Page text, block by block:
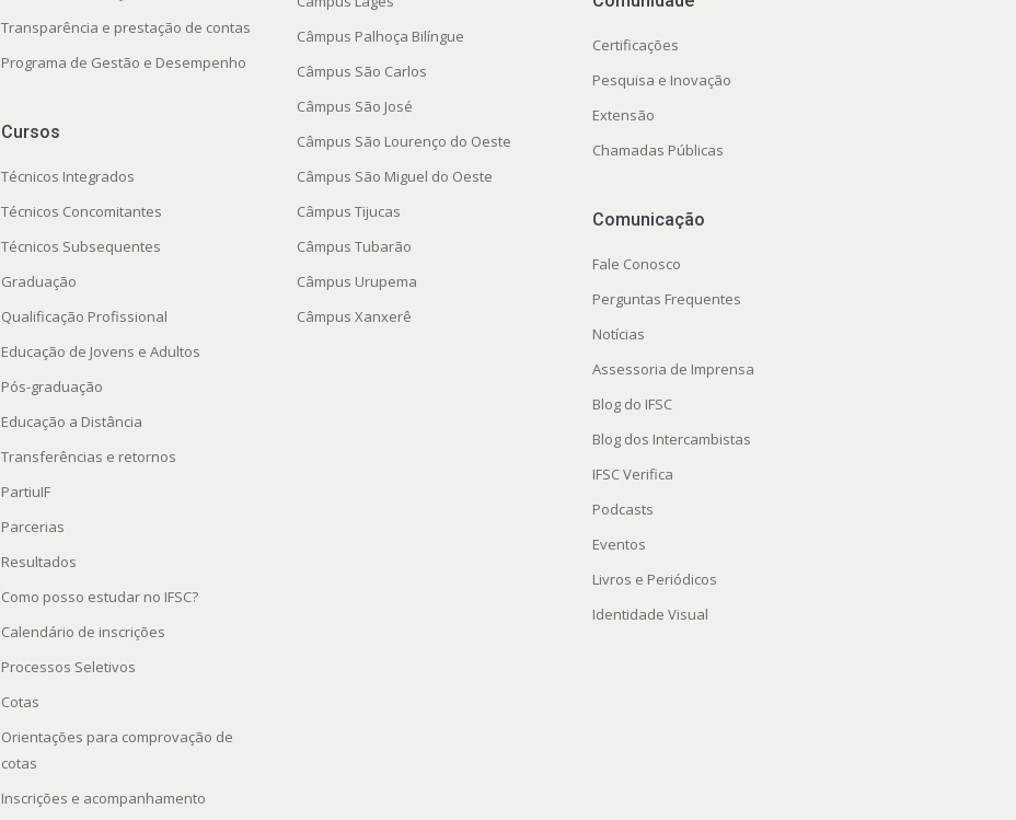
Transparência e prestação de contas
Programa de Gestão e Desempenho
Cursos
Técnicos Integrados
Técnicos Concomitantes
Técnicos Subsequentes
Graduação
Qualificação Profissional
Educação de Jovens e Adultos
Pós-graduação
Educação a Distância
Transferências e retornos
PartiuIF
Parcerias
Resultados
Como posso estudar no IFSC?
Calendário de inscrições
Processos Seletivos
Cotas
Orientações para comprovação de
cotas
Inscrições e acompanhamento
Câmpus Palhoça Bilíngue
Câmpus São Carlos
Câmpus São José
Câmpus São Lourenço do Oeste
Câmpus São Miguel do Oeste
Câmpus Tijucas
Câmpus Tubarão
Câmpus Urupema
Câmpus Xanxerê
Certificações
Pesquisa e Inovação
Extensão
Chamadas Públicas
Comunicação
Fale Conosco
Perguntas Frequentes
Notícias
Assessoria de Imprensa
Blog do IFSC
Blog dos Intercambistas
IFSC Verifica
Podcasts
Eventos
Livros e Periódicos
Identidade Visual